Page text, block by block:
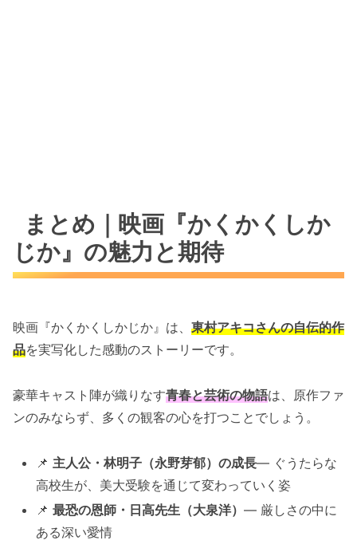
まとめ｜映画『かくかくしか
じか』の魅力と期待
映画『かくかくしかじか』は、 東村アキコさんの自伝的作
品を実写化した感動のストーリーです。
豪華キャスト陣が織りなす青春と芸術の物語は、原作ファ
ンのみならず、多くの観客の心を打つことでしょう。
📌 主人公・林明子（永野芽郁）の成長— ぐうたらな
高校生が、美大受験を通じて変わっていく姿
📌最恐の恩師・日高先生（大泉洋）— 厳しさの中に
ある深い愛情